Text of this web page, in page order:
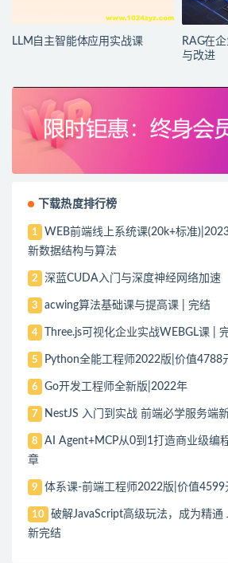
LLM自主智能体应用实战课
RAG在
与改进
下载热度排行榜
1
WEB前端线上系统课(20k+标准
新数据结构与算法
2 深蓝CUDA入门与深度神经网络加速
3 acwing算法基础课与提高课 | 完结
4 Three.js可视化企业实战WEBGL课 |
5 Python全能工程师2022版|价值4788
6 Go开发工程师全新版|2022年
7 NestJS 入门到实战 前端必学服务端
8
AI Agent+MCP从0到1打造商业级编
章
9 体系课-前端工程师2022版|价值
10
破解JavaScript高级玩法，成为精通
新完结